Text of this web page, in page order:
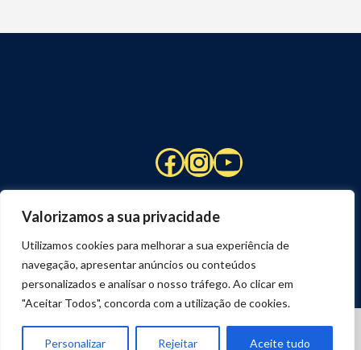
Valorizamos a sua privacidade
Utilizamos cookies para melhorar a sua experiência de
navegação, apresentar anúncios ou conteúdos
personalizados e analisar o nosso tráfego. Ao clicar em
"Aceitar Todos", concorda com a utilização de cookies.
Personalizar Rejeitar Aceite tudo
Facebook
Instagram
YouTube
DESENVOLVIDO POR
JOSEXAVIER.COM